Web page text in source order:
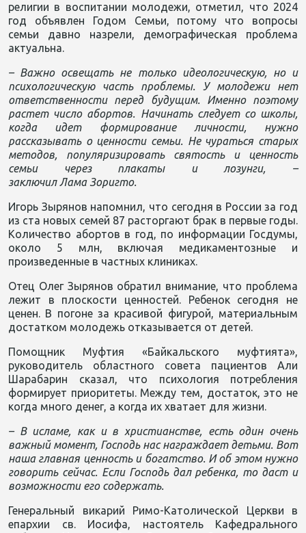
религии в воспитании молодежи, отметил, что 2024
год объявлен Годом Семьи, потому что вопросы
семьи давно назрели, демографическая проблема
актуальна.
– Важно освещать не только идеологическую, но и
психологическую часть проблемы. У молодежи нет
ответственности перед будущим. Именно поэтому
растет число абортов. Начинать следует со школы,
когда идет формирование личности, нужно
рассказывать о ценности семьи. Не чураться старых
методов, популяризировать святость и ценность
семьи через плакаты и лозунги, –
заключил Лама Зоригто.
Игорь Зырянов напомнил, что сегодня в России за год
из ста новых семей 87 расторгают брак в первые годы.
Количество абортов в год, по информации Госдумы,
около 5 млн, включая медикаментозные и
произведенные в частных клиниках.
Отец Олег Зырянов обратил внимание, что проблема
лежит в плоскости ценностей. Ребенок сегодня не
ценен. В погоне за красивой фигурой, материальным
достатком молодежь отказывается от детей.
Помощник Муфтия «Байкальского муфтията»,
руководитель областного совета пациентов Али
Шарабарин сказал, что психология потребления
формирует приоритеты. Между тем, достаток, это не
когда много денег, а когда их хватает для жизни.
– В исламе, как и в христианстве, есть один очень
важный момент, Господь нас награждает детьми. Вот
наша главная ценность и богатство. И об этом нужно
говорить сейчас. Если Господь дал ребенка, то даст и
возможности его содержать.
Генеральный викарий Римо-Католической Церкви в
епархии св. Иосифа, настоятель Кафедрального